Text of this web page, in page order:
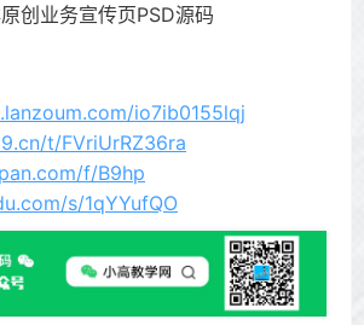
创业务宣传页PSD源码
io7ib0155lqj
t/FVriUrRZ36ra
f/B9hp
s/1qYYufQO